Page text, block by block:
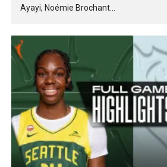
Ayayi, Noémie Brochant...